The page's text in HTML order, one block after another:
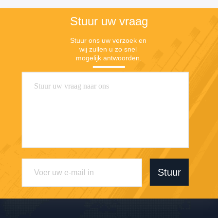
Stuur uw vraag
Stuur ons uw verzoek en
wij zullen u zo snel
mogelijk antwoorden.
Stuur